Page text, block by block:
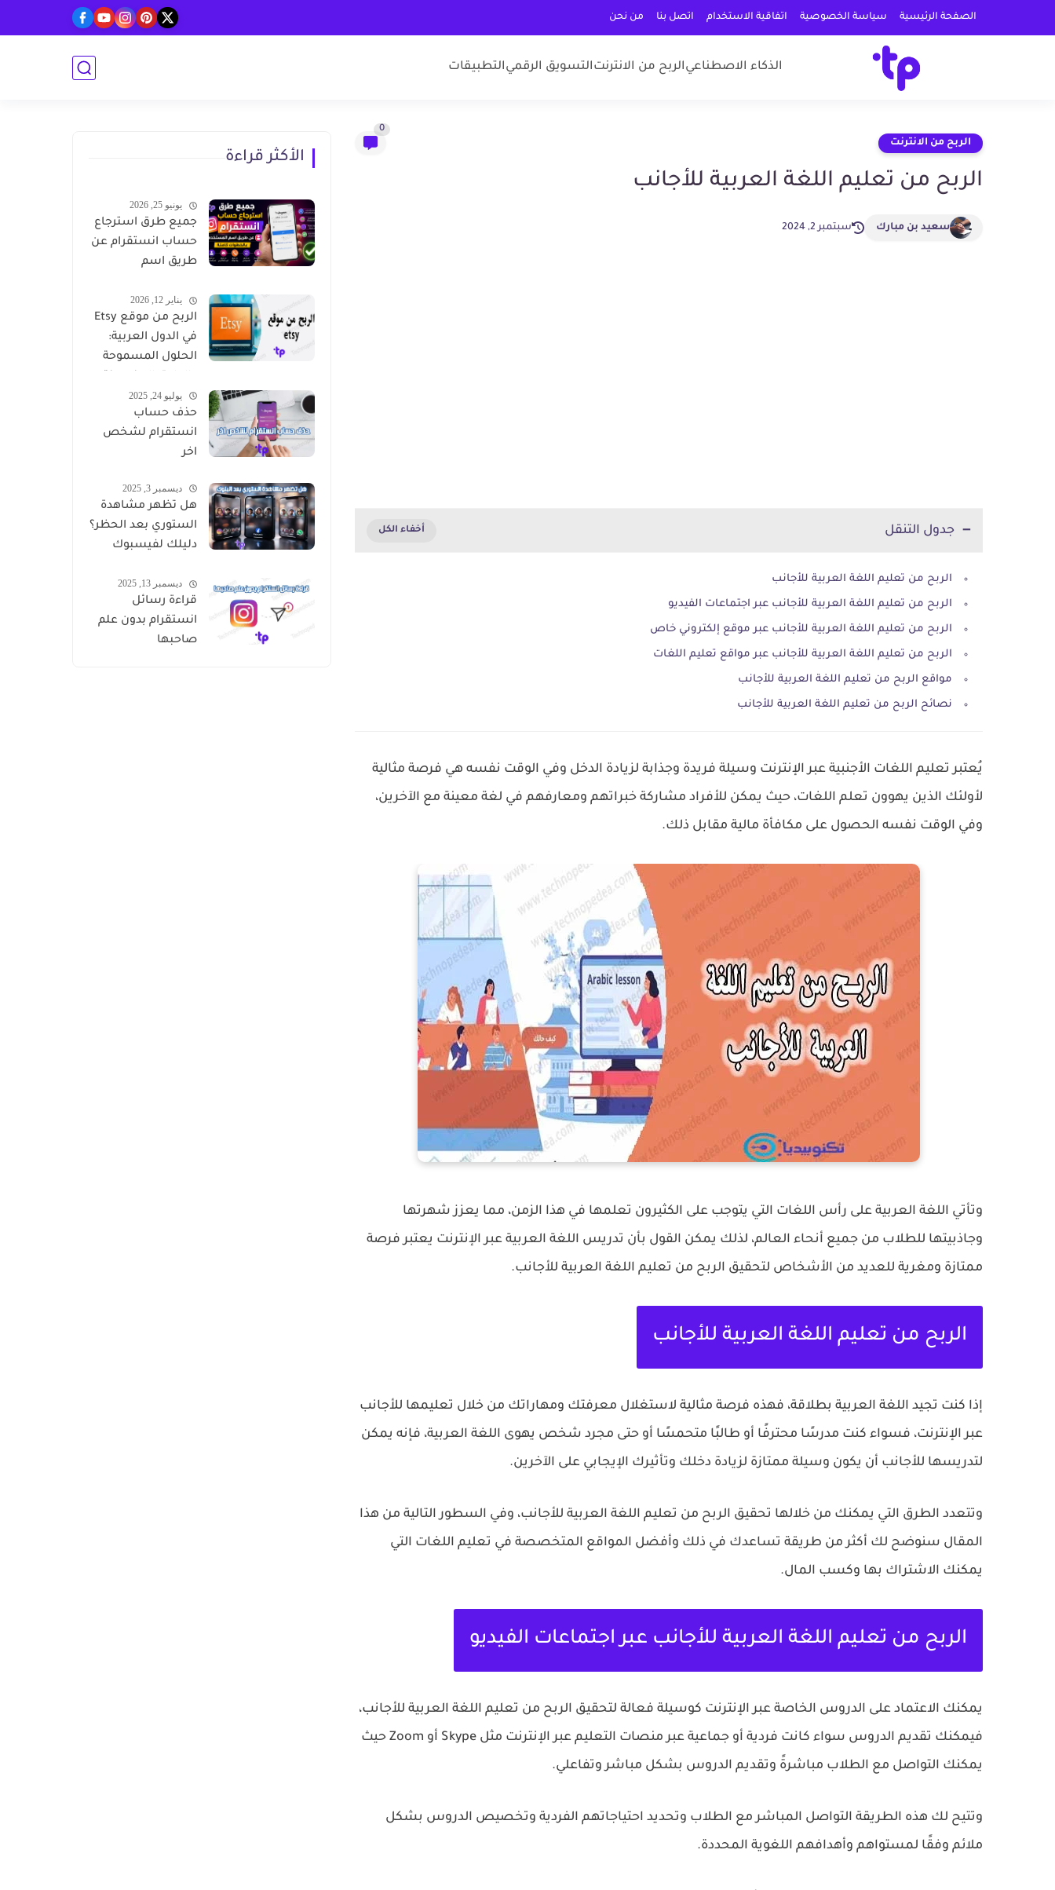
الصفحة الرئيسية سياسة الخصوصية اتفاقية الاستخدام اتصل بنا من نحن
الذكاء الاصطناعيالربح من الانترنتالتسويق الرقميالتطبيقات
الربح من الانترنت
0
الربح من تعليم اللغة العربية للأجانب
سعيد بن مبارك سبتمبر 2, 2024
جدول التنقل
الربح من تعليم اللغة العربية للأجانب
الربح من تعليم اللغة العربية للأجانب عبر اجتماعات الفيديو
الربح من تعليم اللغة العربية للأجانب عبر موقع إلكتروني خاص
الربح من تعليم اللغة العربية للأجانب عبر مواقع تعليم اللغات
مواقع الربح من تعليم اللغة العربية للأجانب
نصائح الربح من تعليم اللغة العربية للأجانب
يُعتبر تعليم اللغات الأجنبية عبر الإنترنت وسيلة فريدة وجذابة لزيادة الدخل وفي الوقت نفسه هي فرصة مثالية
لأولئك الذين يهوون تعلم اللغات، حيث يمكن للأفراد مشاركة خبراتهم ومعارفهم في لغة معينة مع الآخرين،
وفي الوقت نفسه الحصول على مكافأة مالية مقابل ذلك.
وتأتي اللغة العربية على رأس اللغات التي يتوجب على الكثيرون تعلمها في هذا الزمن، مما يعزز شهرتها
وجاذبيتها للطلاب من جميع أنحاء العالم، لذلك يمكن القول بأن تدريس اللغة العربية عبر الإنترنت يعتبر فرصة
ممتازة ومغرية للعديد من الأشخاص لتحقيق الربح من تعليم اللغة العربية للأجانب.
الربح من تعليم اللغة العربية للأجانب
إذا كنت تجيد اللغة العربية بطلاقة، فهذه فرصة مثالية لاستغلال معرفتك ومهاراتك من خلال تعليمها للأجانب
عبر الإنترنت، فسواء كنت مدرسًا محترفًا أو طالبًا متحمسًا أو حتى مجرد شخص يهوى اللغة العربية، فإنه يمكن
لتدريسها للأجانب أن يكون وسيلة ممتازة لزيادة دخلك وتأثيرك الإيجابي على الآخرين.
وتتعدد الطرق التي يمكنك من خلالها تحقيق الربح من تعليم اللغة العربية للأجانب، وفي السطور التالية من هذا
المقال سنوضح لك أكثر من طريقة تساعدك في ذلك وأفضل المواقع المتخصصة في تعليم اللغات التي
يمكنك الاشتراك بها وكسب المال.
الربح من تعليم اللغة العربية للأجانب عبر اجتماعات الفيديو
يمكنك الاعتماد على الدروس الخاصة عبر الإنترنت كوسيلة فعالة لتحقيق الربح من تعليم اللغة العربية للأجانب،
فيمكنك تقديم الدروس سواء كانت فردية أو جماعية عبر منصات التعليم عبر الإنترنت مثل Skype أو Zoom حيث
يمكنك التواصل مع الطلاب مباشرةً وتقديم الدروس بشكل مباشر وتفاعلي.
وتتيح لك هذه الطريقة التواصل المباشر مع الطلاب وتحديد احتياجاتهم الفردية وتخصيص الدروس بشكل
ملائم وفقًا لمستواهم وأهدافهم اللغوية المحددة.
الأكثر قراءة
يونيو 25, 2026
جميع طرق استرجاع
حساب انستقرام عن
طريق اسم
كاملة
يناير 12, 2026
الربح من موقع Etsy
في الدول العربية:
الحلول المسموحة
يوليو 24, 2025
حذف حساب
انستقرام لشخص
اخر
ديسمبر 3, 2025
هل تظهر مشاهدة
الستوري بعد الحظر؟
دليلك لفيسبوك
ديسمبر 13, 2025
قراءة رسائل
انستقرام بدون علم
صاحبها